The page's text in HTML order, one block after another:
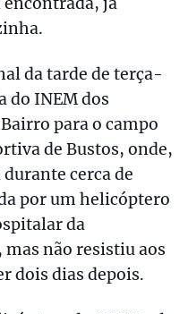
da tarde de terça-
do INEM dos
para o campo
de Bustos, onde,
cerca de
por um helicóptero
da
não resistiu aos
dois dias depois.